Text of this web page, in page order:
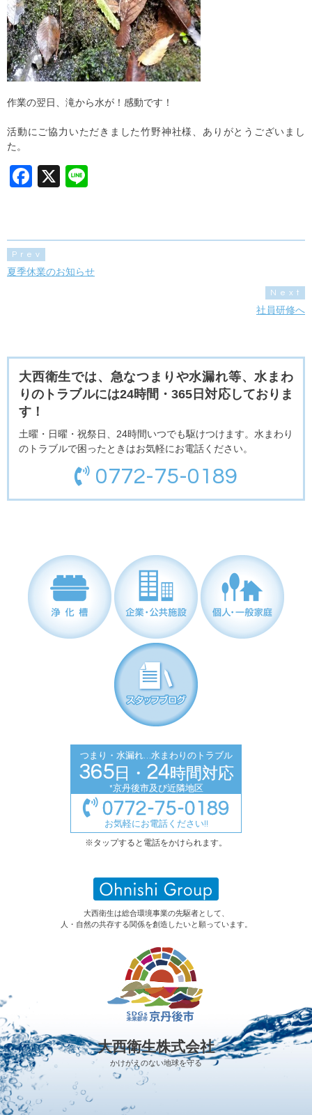
作業の翌日、滝から水が！感動です！
活動にご協力いただきました竹野神社様、ありがとうございまし
た。
F
e
b
X
Prev
夏季休業のお知らせ
Next
社員研修へ
大西衛生では、急なつまりや水漏れ等、水まわ
りのトラブルには24時間・365日対応しておりま
す！
土曜・日曜・祝祭日、24時間いつでも駆けつけます。水まわり
のトラブルで困ったときはお気軽にお電話ください。
0772-75-0189
企業・公共施設
つまり・水漏れ…水まわりのトラブル
365日・ 24時間対応
*京丹後市及び近隣地区
0772-75-0189
お気軽にお電話ください!!
※タップすると電話をかけられます。
大西衛生は総合環境事業の先駆者として、
人・自然の共存する関係を創造したいと願っています。
大西衛生株式会社
かけがえのない地球を守る